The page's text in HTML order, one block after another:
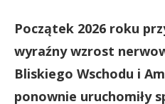
Początek 2026 roku
wyraźny wzrost
Bliskiego Wschodu i
ponownie uruchomiły